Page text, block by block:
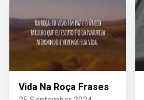
Vida Na Roça Frases